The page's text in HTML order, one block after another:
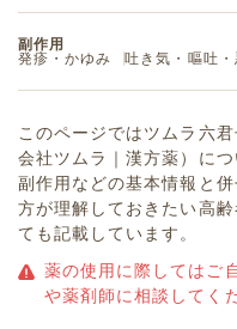
副作用
発疹・かゆみ
吐き気・嘔吐・
このページではツムラ六
会社ツムラ｜漢方薬）に
副作用などの基本情報と
方が理解しておきたい高
ても記載しています。
薬の使用に際してはご
や薬剤師に相談してく